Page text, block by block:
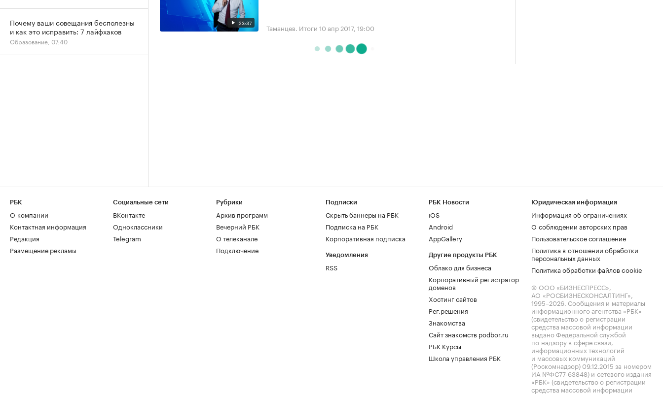
23:37 Таманцев. Итоги 10 апр 2017, 19:00
Почему ваши совещания бесполезны
и как это исправить: 7 лайфхаков
Образование, 07:40
РБК
О компании
Контактная информация
Редакция
Размещение рекламы
Социальные сети
ВКонтакте
Одноклассники
Telegram
Рубрики
Архив программ
Вечерний РБК
О телеканале
Подключение
Подписки
Скрыть баннеры на РБК
Подписка на РБК
Корпоративная подписка
Уведомления
RSS
РБК Новости
iOS
Android
AppGallery
Другие продукты РБК
Облако для бизнеса
Корпоративный регистратор
доменов
Хостинг сайтов
Рег.решения
Знакомства
Сайт знакомств podbor.ru
РБК Курсы
Школа управления РБК
Юридическая информация
Информация об ограничениях
О соблюдении авторских прав
Пользовательское соглашение
Политика в отношении обработки
персональных данных
Политика обработки файлов cookie
© ООО «БИЗНЕСПРЕСС»,
АО «РОСБИЗНЕСКОНСАЛТИНГ»,
1995–2026. Сообщения и материалы
информационного агентства «РБК»
(свидетельство о регистрации
средства массовой информации
выдано Федеральной службой
по надзору в сфере связи,
информационных технологий
и массовых коммуникаций
(Роскомнадзор) 09.12.2015 за номером
ИА №ФС77-63848) и сетевого издания
«РБК» (свидетельство о регистрации
средства массовой информации